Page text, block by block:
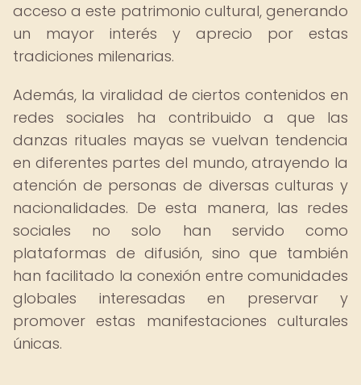
acceso a este patrimonio cultural, generando
un mayor interés y aprecio por estas
tradiciones milenarias.
Además, la viralidad de ciertos contenidos en
redes sociales ha contribuido a que las
danzas rituales mayas se vuelvan tendencia
en diferentes partes del mundo, atrayendo la
atención de personas de diversas culturas y
nacionalidades. De esta manera, las redes
sociales no solo han servido como
plataformas de difusión, sino que también
han facilitado la conexión entre comunidades
globales interesadas en preservar y
promover estas manifestaciones culturales
únicas.